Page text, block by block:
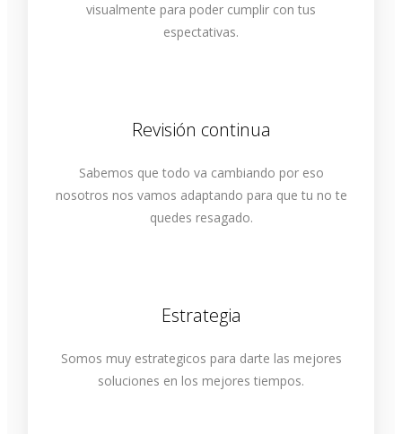
visualmente para poder cumplir con tus
espectativas.
Revisión continua
Sabemos que todo va cambiando por eso
nosotros nos vamos adaptando para que tu no te
quedes resagado.
Estrategia
Somos muy estrategicos para darte las mejores
soluciones en los mejores tiempos.